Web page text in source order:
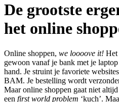
De grootste
het online
Online shoppen, we loooove it! Het
gewoon vanaf je bank met je
hand. Je struint je favoriete
BAM. Je bestelling wordt
Maar online shoppen gaat niet altijd
een first world problem ‘kuch’.